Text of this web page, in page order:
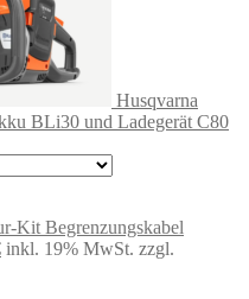
Husqvarna
BLi30 und Ladegerät C80
Begrenzungskabel
Aktueller
inkl. 19% MwSt. zzgl.